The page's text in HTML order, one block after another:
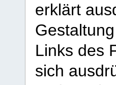
erklärt
Links des
sich